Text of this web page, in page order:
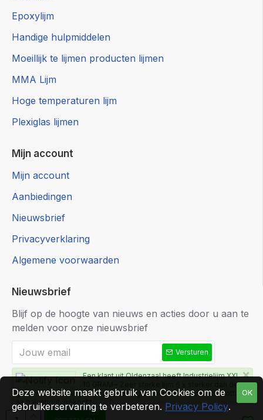
Epoxylijm
Handige hulpmiddelen
Moeillijk te lijmen producten lijmen
MMA Lijm
Hoge temperaturen lijm
Plexiglas lijmen
Mijn account
Mijn account
Aanbiedingen
Nieuwsbrief
Privacyverklaring
Algemene voorwaarden
Nieuwsbrief
Blijf op de hoogte van nieuws en acties door u aan te
melden voor onze nieuwsbrief
Versturen
OK
Deze website maakt gebruik van Cookies om de
gebruikerservaring te verbeteren. Privacy Policy.
×
Een klant uit Oldenzaal heeft Industrielijm XXL
10 GRAM~ Zeer sterke lijm 6 x sterker dan de
gewone industrielijm, lijmt o.a. ook gietijzer, aluminium, terracotta
en balsahout. gekocht
Ongeveer 34 dagen geleden